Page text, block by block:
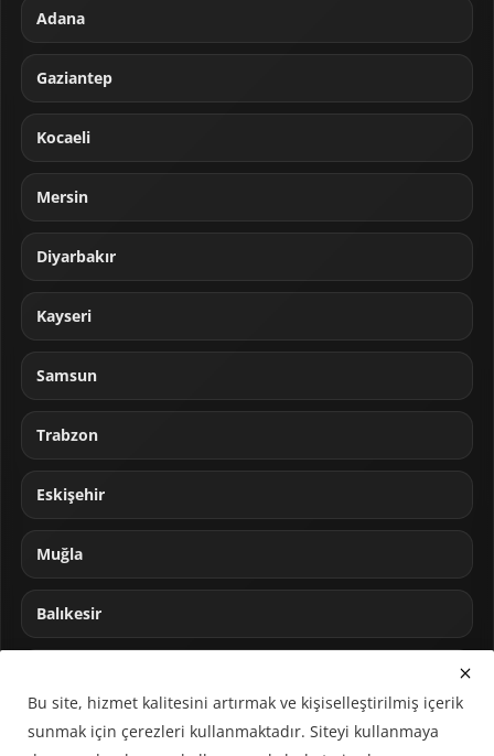
Adana
Gaziantep
Kocaeli
Mersin
Diyarbakır
Kayseri
Samsun
Trabzon
Eskişehir
Muğla
Balıkesir
Bu site, hizmet kalitesini artırmak ve kişiselleştirilmiş içerik
sunmak için çerezleri kullanmaktadır. Siteyi kullanmaya